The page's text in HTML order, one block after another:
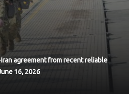
agreement from recent reliable
16, 2026